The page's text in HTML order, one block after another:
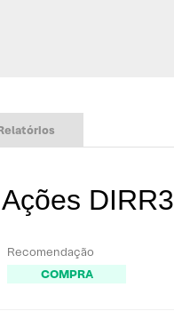
DIRR3
Recomendação
COMPRA